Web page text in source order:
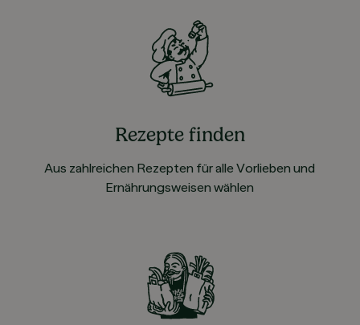
Rezepte finden
Aus zahlreichen Rezepten für alle Vorlieben und
Ernährungsweisen wählen